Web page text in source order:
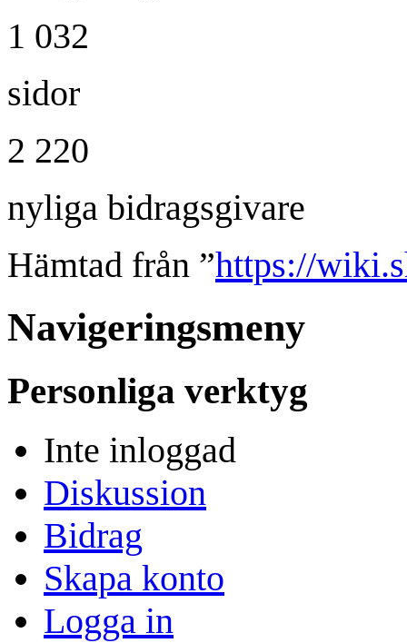
1 032
sidor
2 220
nyliga bidragsgivare
Hämtad från ”https://
Navigeringsmeny
Personliga verktyg
Inte inloggad
Diskussion
Bidrag
Skapa konto
Logga in